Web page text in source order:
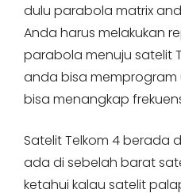
dulu parabola matrix
Anda harus melakukan
parabola menuju satelit
anda bisa memprogram
bisa menangkap
Satelit Telkom 4 berada
ada di sebelah barat
ketahui kalau satelit